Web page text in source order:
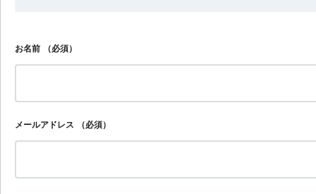
お名前 （必須）
メールアドレス （必須）